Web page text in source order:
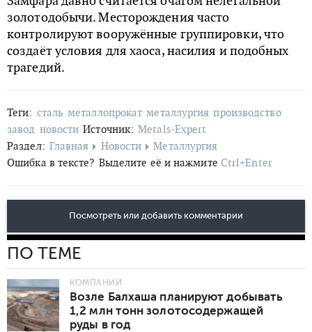
золотодобычи. Месторождения часто
контролируют вооружённые группировки, что
создаёт условия для хаоса, насилия и подобных
трагедий.
Теги: сталь металлопрокат металлургия производство
завод новости Источник: Metals-Expert
Раздел: Главная Новости
Металлургия
Ошибка в тексте? Выделите её и нажмите Ctrl+Enter
Посмотреть или добавить комментарии
ПО ТЕМЕ
КОМПАНИИ
Возле Балхаша планируют добывать
1,2 млн тонн золотосодержащей
руды в год